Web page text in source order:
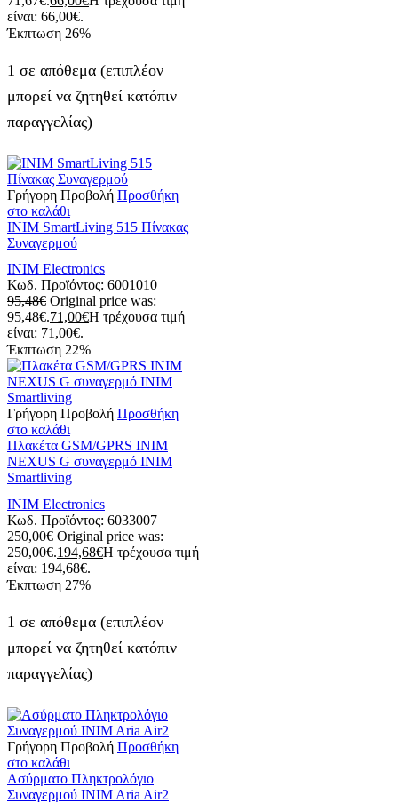
είναι: 66,00€.
Έκπτωση 26%
1 σε απόθεμα (επιπλέον
μπορεί να ζητηθεί κατόπιν
παραγγελίας)
Γρήγορη Προβολή Προσθήκη
στο καλάθι
INIM SmartLiving 515 Πίνακας
Συναγερμού
INIM Electronics
Κωδ. Προϊόντος: 6001010
95,48€ Original price was:
95,48€.71,00€Η τρέχουσα τιμή
είναι: 71,00€.
Έκπτωση 22%
Γρήγορη Προβολή Προσθήκη
στο καλάθι
Πλακέτα GSM/GPRS INIM
NEXUS G συναγερμό INIM
Smartliving
INIM Electronics
Κωδ. Προϊόντος: 6033007
250,00€ Original price was:
250,00€.194,68€Η τρέχουσα τιμή
είναι: 194,68€.
Έκπτωση 27%
1 σε απόθεμα (επιπλέον
μπορεί να ζητηθεί κατόπιν
παραγγελίας)
Γρήγορη Προβολή Προσθήκη
στο καλάθι
Aσύρματο Πληκτρολόγιο
Συναγερμού INIM Aria Air2